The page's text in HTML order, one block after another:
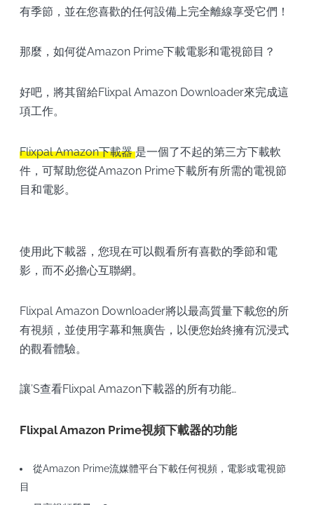
有季節，並在您喜歡的任何設備上完全離線享受它們！
那麼，如何從Amazon Prime下載電影和電視節目？
好吧，將其留給Flixpal Amazon Downloader來完成這
項工作。
Flixpal Amazon下載器是一個了不起的第三方下載軟
件，可幫助您從Amazon Prime下載所有所需的電視節
目和電影。
使用此下載器，您現在可以觀看所有喜歡的季節和電
影，而不必擔心互聯網。
Flixpal Amazon Downloader將以最高質量下載您的所
有視頻，並使用字幕和無廣告，以便您始終擁有沉浸式
的觀看體驗。
讓’S查看Flixpal Amazon下載器的所有功能…
Flixpal Amazon Prime視頻下載器的功能
從Amazon Prime流媒體平台下載任何視頻，電影或電視節
目